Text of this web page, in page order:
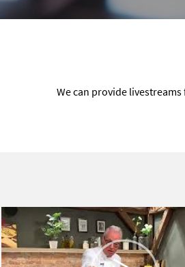
We can provide